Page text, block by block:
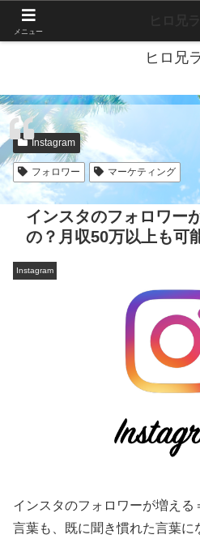
ヒロ兄
Instagram
フォロワー マーケティング
インスタのフォロワー
の？月収50万以上も可
Instagram
インスタのフォロワーが増える
言葉も、既に聞き慣れた言葉に
メニュー